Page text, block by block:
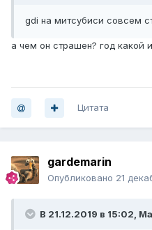
gdi на митсубиси совсем
а чем он страшен? год какой
Цитата
gardemarin
Опубликовано 21
В 21.12.2019 в 15:02,